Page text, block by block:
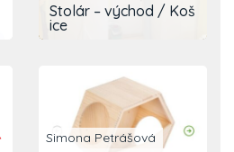
Stolár – východ / Koš
ice
Simona Petrášová